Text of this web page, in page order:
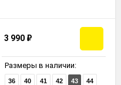
3 990 ₽
Размеры в наличии:
36 40 41 42 43 44